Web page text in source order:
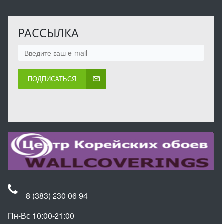
РАССЫЛКА
ПОДПИСАТЬСЯ
8 (383) 230 06 94
Пн-Вс 10:00-21:00